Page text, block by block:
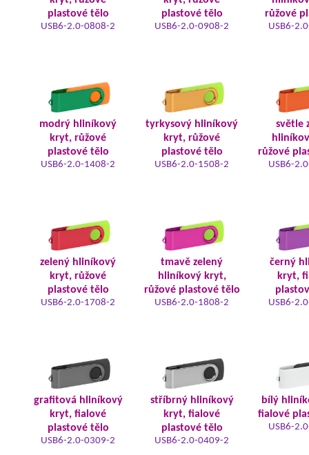
plastové tělo
USB6-2.0-0808-2
plastové tělo
USB6-2.0-0908-2
růžové
USB6-
modrý hliníkový
kryt, růžové
plastové tělo
USB6-2.0-1408-2
tyrkysový hliníkový
kryt, růžové
plastové tělo
USB6-2.0-1508-2
světle
růžové
USB6-
zelený hliníkový
kryt, růžové
plastové tělo
USB6-2.0-1708-2
tmavě zelený
hliníkový kryt,
růžové plastové tělo
USB6-2.0-1808-2
černý
kryt,
USB6-
grafitová hliníkový
kryt, fialové
plastové tělo
USB6-2.0-0309-2
stříbrný hliníkový
kryt, fialové
plastové tělo
USB6-2.0-0409-2
bílý
fialové
USB6-